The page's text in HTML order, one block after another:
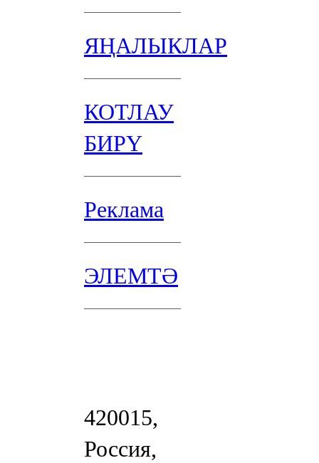
ЯҢАЛЫКЛАР
КОТЛАУ
БИРҮ
Реклама
ЭЛЕМТӘ
420015,
Россия,